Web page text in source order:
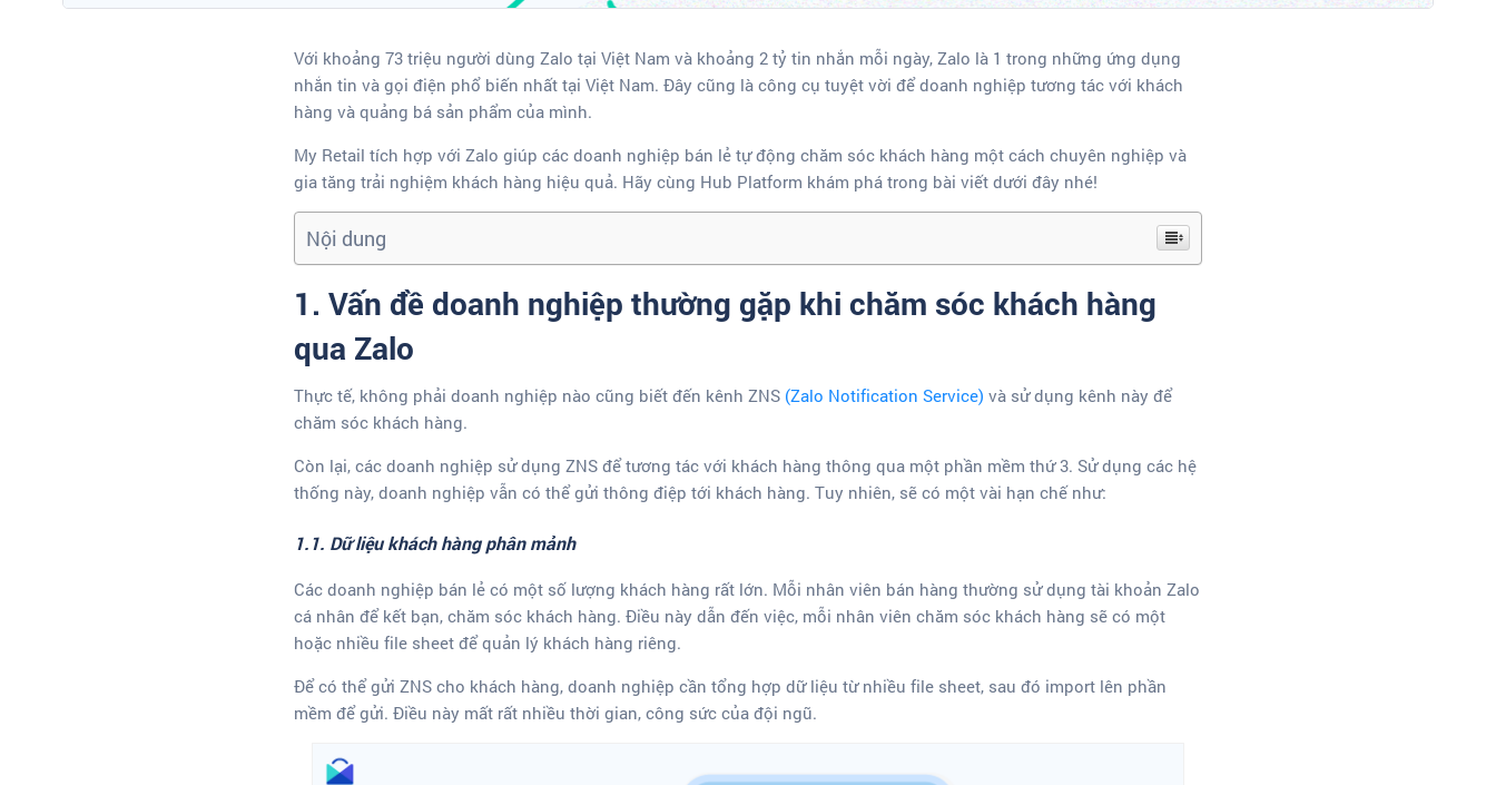
Với khoảng 73 triệu người dùng Zalo tại Việt Nam và khoảng 2 tỷ tin nhắn mỗi ngày, Zalo là 1 trong những ứng dụng
nhắn tin và gọi điện phổ biến nhất tại Việt Nam. Đây cũng là công cụ tuyệt vời để doanh nghiệp tương tác với khách
hàng và quảng bá sản phẩm của mình.
My Retail tích hợp với Zalo giúp các doanh nghiệp bán lẻ tự động chăm sóc khách hàng một cách chuyên nghiệp và
gia tăng trải nghiệm khách hàng hiệu quả. Hãy cùng Hub Platform khám phá trong bài viết dưới đây nhé!
Nội dung
1. Vấn đề doanh nghiệp thường gặp khi chăm sóc khách hàng
qua Zalo
Thực tế, không phải doanh nghiệp nào cũng biết đến kênh ZNS (Zalo Notification Service) và sử dụng kênh này để
chăm sóc khách hàng.
Còn lại, các doanh nghiệp sử dụng ZNS để tương tác với khách hàng thông qua một phần mềm thứ 3. Sử dụng các hệ
thống này, doanh nghiệp vẫn có thể gửi thông điệp tới khách hàng. Tuy nhiên, sẽ có một vài hạn chế như:
1.1. Dữ liệu khách hàng phân mảnh
Các doanh nghiệp bán lẻ có một số lượng khách hàng rất lớn. Mỗi nhân viên bán hàng thường sử dụng tài khoản Zalo
cá nhân để kết bạn, chăm sóc khách hàng. Điều này dẫn đến việc, mỗi nhân viên chăm sóc khách hàng sẽ có một
hoặc nhiều file sheet để quản lý khách hàng riêng.
Để có thể gửi ZNS cho khách hàng, doanh nghiệp cần tổng hợp dữ liệu từ nhiều file sheet, sau đó import lên phần
mềm để gửi. Điều này mất rất nhiều thời gian, công sức của đội ngũ.